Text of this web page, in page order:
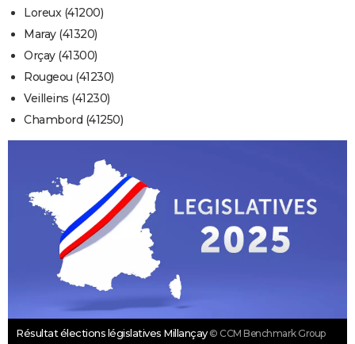
Loreux (41200)
Maray (41320)
Orçay (41300)
Rougeou (41230)
Veilleins (41230)
Chambord (41250)
Résultat élections législatives Millançay © CCM Benchmark Group